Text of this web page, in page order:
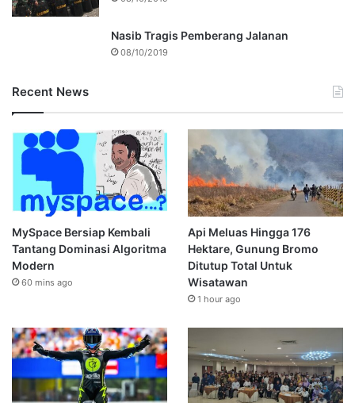
Nasib Tragis Pemberang Jalanan
08/10/2019
Recent News
MySpace Bersiap Kembali
Tantang Dominasi Algoritma
Modern
60 mins ago
Api Meluas Hingga 176
Hektare, Gunung Bromo
Ditutup Total Untuk
Wisatawan
1 hour ago